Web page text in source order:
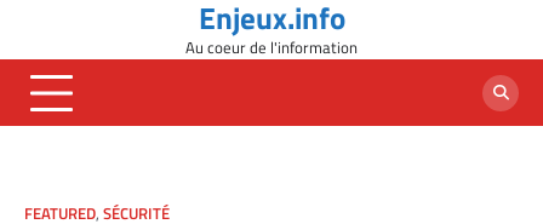
content
Enjeux.info
Au coeur de l'information
FEATURED, SÉCURITÉ